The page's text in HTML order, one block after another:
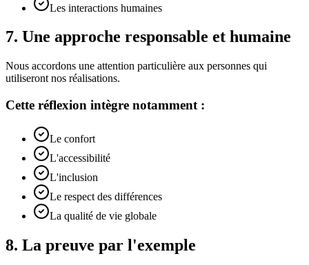
Les interactions humaines
7. Une approche responsable et humaine
Nous accordons une attention particulière aux personnes qui
utiliseront nos réalisations.
Cette réflexion intègre notamment :
Le confort
L'accessibilité
L'inclusion
Le respect des différences
La qualité de vie globale
8. La preuve par l'exemple